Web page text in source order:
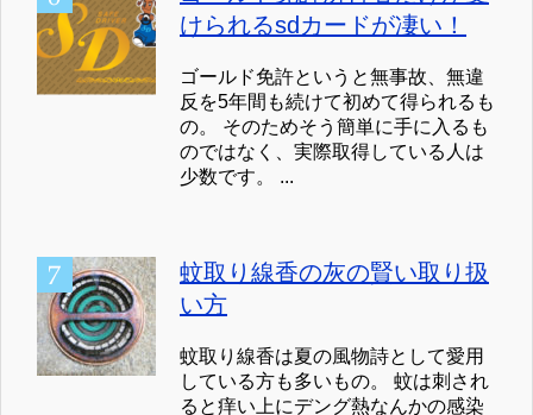
けられるsdカードが凄い！
ゴールド免許というと無事故、無違
反を5年間も続けて初めて得られるも
の。 そのためそう簡単に手に入るも
のではなく、実際取得している人は
少数です。 ...
蚊取り線香の灰の賢い取り扱
い方
蚊取り線香は夏の風物詩として愛用
している方も多いもの。 蚊は刺され
ると痒い上にデング熱なんかの感染